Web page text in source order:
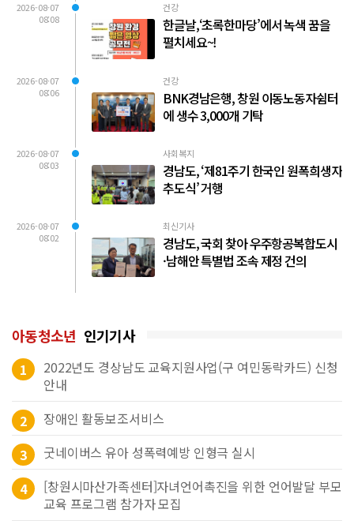
2026-08-07
08:08
건강
한글날,‘초록한마당’에서 녹색 꿈을
펼치세요~!
2026-08-07
08:06
건강
BNK경남은행, 창원 이동노동자쉼터
에 생수 3,000개 기탁
2026-08-07
08:03
사회복지
경남도, ‘제81주기 한국인 원폭희생자
추도식’ 거행
2026-08-07
08:02
최신기사
경남도, 국회 찾아 우주항공복합도시
·남해안 특별법 조속 제정 건의
아동청소년 인기기사
1
2022년도 경상남도 교육지원사업(구 여민동락카드) 신청
안내
2
장애인 활동보조서비스
3
굿네이버스 유아 성폭력예방 인형극 실시
4
[창원시마산가족센터]자녀언어촉진을 위한 언어발달 부모
교육 프로그램 참가자 모집